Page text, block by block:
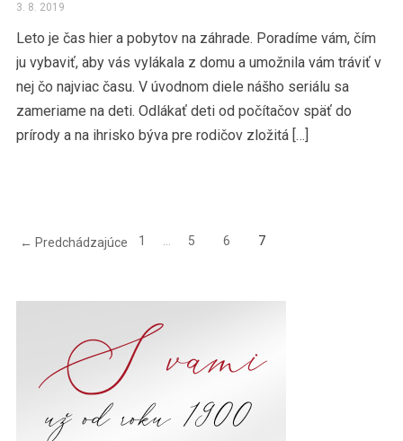
3. 8. 2019
Leto je čas hier a pobytov na záhrade. Poradíme vám, čím
ju vybaviť, aby vás vylákala z domu a umožnila vám tráviť v
nej čo najviac času. V úvodnom diele nášho seriálu sa
zameriame na deti. Odlákať deti od počítačov späť do
prírody a na ihrisko býva pre rodičov zložitá […]
← Predchádzajúce 1 … 5 6 7